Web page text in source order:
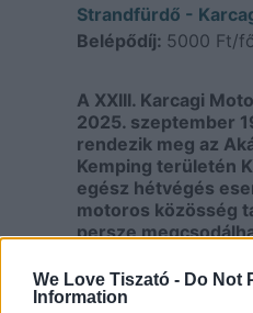
We Love Tiszató - Do Not
Information
Strandfürdő -
Belépődíj: 5000 Ft/
A XXIII. Karcagi
2025. szeptember
rendezik meg az
Kemping területén
egész hétvégés
motoros közösség
persze
A programok között
szerepelnek: